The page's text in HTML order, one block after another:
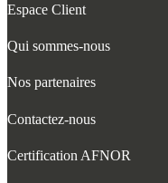
Espace Client
Qui sommes-nous
Nos partenaires
Contactez-nous
Certification AFNOR